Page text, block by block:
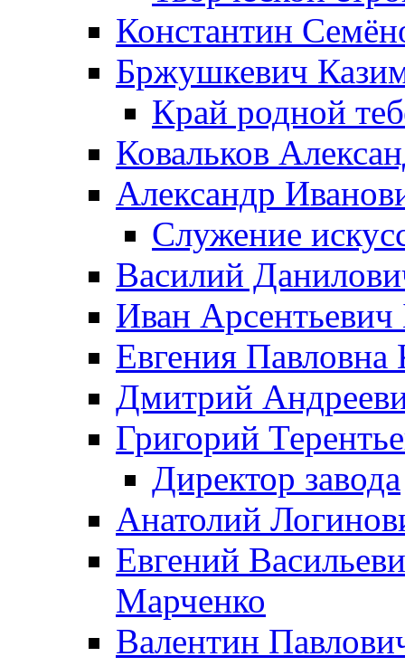
Константин
Бржушкевич
Край родной
Ковальков
Александр
Служение
Василий
Иван
Евгения Павловна
Дмитрий
Григорий
Директор завода
Анатолий
Евгений
Марченко
Валентин